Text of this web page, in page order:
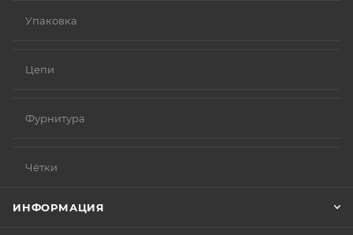
Упаковка
Цепи
Фурнитура
Чётки
ИНФОРМАЦИЯ